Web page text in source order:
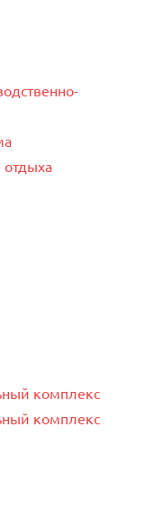
отдыха
комплекс
комплекс